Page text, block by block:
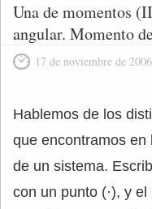
Una de momentos
angular. Momento
17 de noviembre de 2006
Hablemos de los
que encontramos
de un sistema.
con un punto (·), y